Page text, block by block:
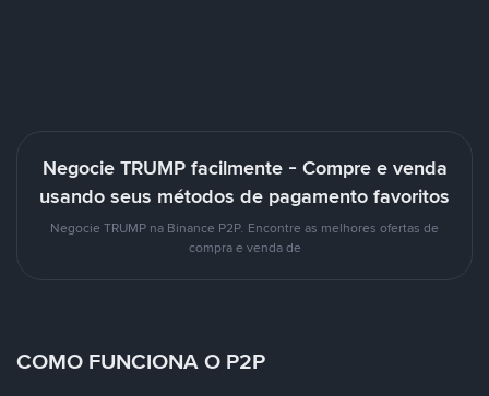
Negocie TRUMP facilmente - Compre e venda
usando seus métodos de pagamento favoritos
Negocie TRUMP na Binance P2P. Encontre as melhores ofertas de
compra e venda de
COMO FUNCIONA O P2P